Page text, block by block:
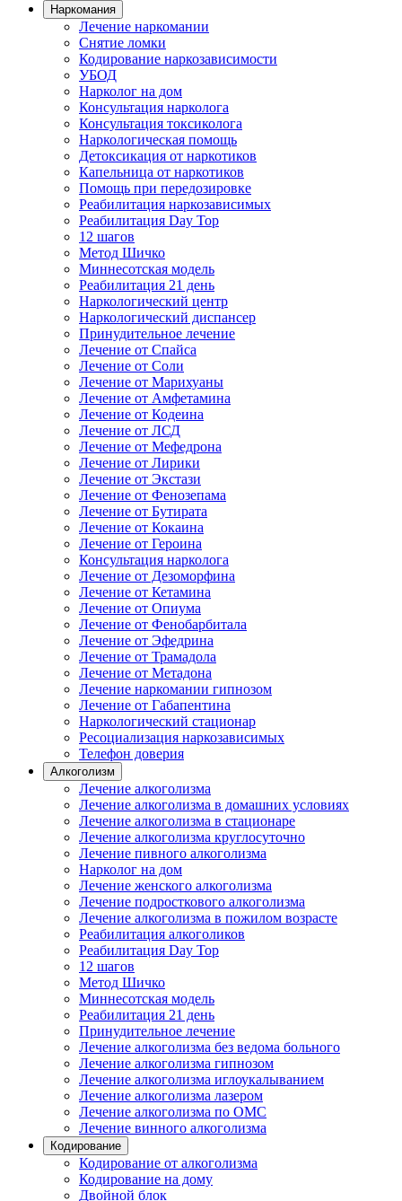
Наркомания
Лечение наркомании
Снятие ломки
Кодирование наркозависимости
УБОД
Нарколог на дом
Консультация нарколога
Консультация токсиколога
Наркологическая помощь
Детоксикация от наркотиков
Капельница от наркотиков
Помощь при передозировке
Реабилитация наркозависимых
Реабилитация Day Top
12 шагов
Метод Шичко
Миннесотская модель
Реабилитация 21 день
Наркологический центр
Наркологический диспансер
Принудительное лечение
Лечение от Спайса
Лечение от Соли
Лечение от Марихуаны
Лечение от Амфетамина
Лечение от Кодеина
Лечение от ЛСД
Лечение от Мефедрона
Лечение от Лирики
Лечение от Экстази
Лечение от Фенозепама
Лечение от Бутирата
Лечение от Кокаина
Лечение от Героина
Консультация нарколога
Лечение от Дезоморфина
Лечение от Кетамина
Лечение от Опиума
Лечение от Фенобарбитала
Лечение от Эфедрина
Лечение от Трамадола
Лечение от Метадона
Лечение наркомании гипнозом
Лечение от Габапентина
Наркологический стационар
Ресоциализация наркозависимых
Телефон доверия
Алкоголизм
Лечение алкоголизма
Лечение алкоголизма в домашних условиях
Лечение алкоголизма в стационаре
Лечение алкоголизма круглосуточно
Лечение пивного алкоголизма
Нарколог на дом
Лечение женского алкоголизма
Лечение подросткового алкоголизма
Лечение алкоголизма в пожилом возрасте
Реабилитация алкоголиков
Реабилитация Day Top
12 шагов
Метод Шичко
Миннесотская модель
Реабилитация 21 день
Принудительное лечение
Лечение алкоголизма без ведома больного
Лечение алкоголизма гипнозом
Лечение алкоголизма иглоукалыванием
Лечение алкоголизма лазером
Лечение алкоголизма по ОМС
Лечение винного алкоголизма
Кодирование
Кодирование от алкоголизма
Кодирование на дому
Двойной блок